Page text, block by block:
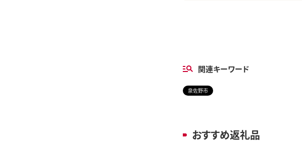
関連キーワード
泉佐野市
おすすめ返礼品